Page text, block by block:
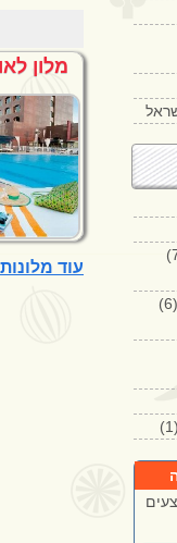
מלון
עוד מלונות 5 כוכבים באשקלון, באר שבע ...
רמון, ערד,
(6) דילים בתי מלון בנצרת, מעלות, בית